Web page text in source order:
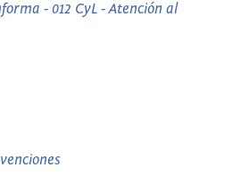
- 012 CyL - Atención al